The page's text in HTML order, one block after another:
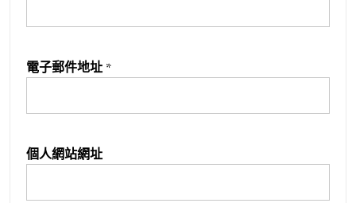
電子郵件地址 *
個人網站網址